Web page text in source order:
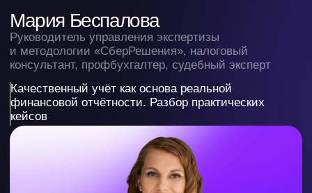
Арина Гороховская
Карьерный консультант, тренер по управленческой
эффективности, колумнист РБК, HR
Карьерные траектории будущего: навыки вечной